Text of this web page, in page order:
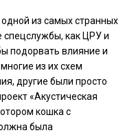
из самых странных
спецслужбы, как ЦРУ и
подорвать влияние и
из их схем
другие были просто
«Акустическая
кошка с
была